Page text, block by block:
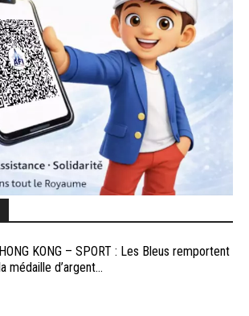
HONG KONG – SPORT : Les Bleus remportent
la médaille d’argent...